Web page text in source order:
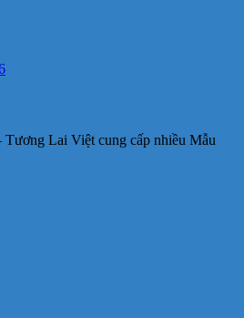
Lai Việt cung cấp nhiều Mẫu